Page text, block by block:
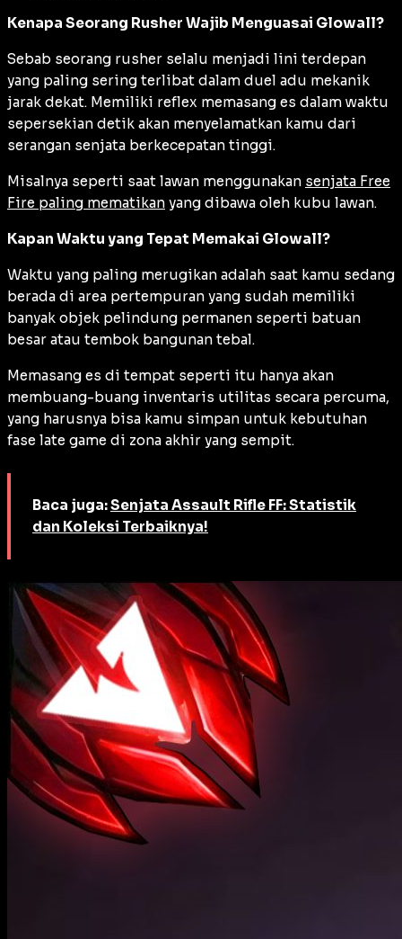
Kenapa Seorang Rusher Wajib Menguasai Glowall?
Sebab seorang rusher selalu menjadi lini terdepan
yang paling sering terlibat dalam duel adu mekanik
jarak dekat. Memiliki reflex memasang es dalam waktu
sepersekian detik akan menyelamatkan kamu dari
serangan senjata berkecepatan tinggi.
Misalnya seperti saat lawan menggunakan senjata Free
Fire paling mematikan yang dibawa oleh kubu lawan.
Kapan Waktu yang Tepat Memakai Glowall?
Waktu yang paling merugikan adalah saat kamu sedang
berada di area pertempuran yang sudah memiliki
banyak objek pelindung permanen seperti batuan
besar atau tembok bangunan tebal.
Memasang es di tempat seperti itu hanya akan
membuang-buang inventaris utilitas secara percuma,
yang harusnya bisa kamu simpan untuk kebutuhan
fase late game di zona akhir yang sempit.
Baca juga:Senjata Assault Rifle FF: Statistik
dan Koleksi Terbaiknya!